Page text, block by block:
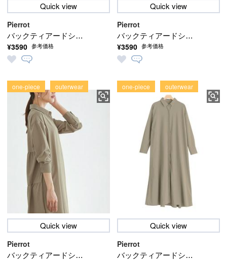
Quick view
バックティアードシャ
ツワンピース
Pierrot
¥3590 参考価格
Quick view
バックティアードシャ
ツワンピース
Pierrot
¥3590 参考価格
Quick view
バックティアードシャ
Pierrot
one-piece outerwear
Quick view
バックティアードシャ
Pierrot
one-piece outerwear